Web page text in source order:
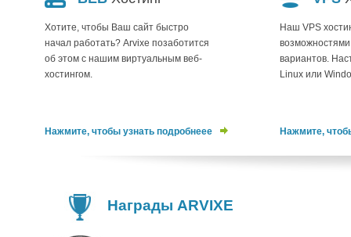
Хотите, чтобы Ваш сайт быстро
начал работать? Arvixe позаботится
об этом с нашим виртуальным веб-
хостингом.
Нажмите, чтобы узнать подробнеее
Наш VPS
вариантов.
Linux или
Нажмите,
Награды ARVIXE